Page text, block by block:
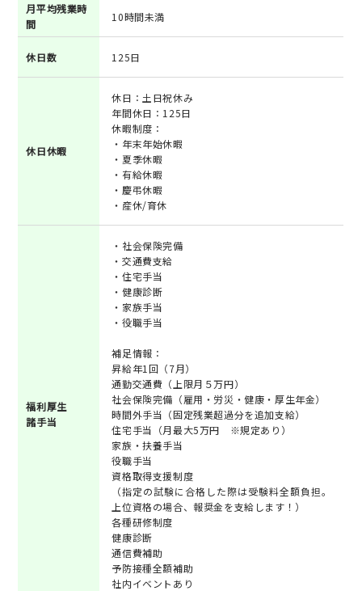
月平均残業時
間
10時間未満
休日数 125日
休日休暇
休日：土日祝休み
年間休日：125日
休暇制度：
・年末年始休暇
・夏季休暇
・有給休暇
・慶弔休暇
・産休/育休
福利厚生
諸手当
・社会保険完備
・交通費支給
・住宅手当
・健康診断
・家族手当
・役職手当
補足情報：
昇給年1回（7月）
通勤交通費（上限月５万円）
社会保険完備（雇用・労災・健康・厚生年金）
時間外手当（固定残業超過分を追加支給）
住宅手当（月最大5万円 ※規定あり）
家族・扶養手当
役職手当
資格取得支援制度
（指定の試験に合格した際は受験料全額負担。
上位資格の場合、報奨金を支給します！）
各種研修制度
健康診断
通信費補助
予防接種全額補助
社内イベントあり